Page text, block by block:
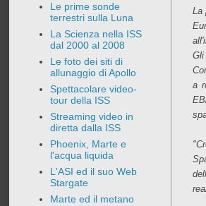
La
a
Le prime sonde
terrestri sulla Luna
La Scienza nella ISS
dal 2000 al 2008
Le foto dei siti di
allunaggio di Apollo
Spettacolare video-
tour della ISS
Streaming video in
diretta dalla ISS
Phoenix, Marte e
l'acqua liquida
L'ASI ed il suo Web
Stargate
Marte ed il metano